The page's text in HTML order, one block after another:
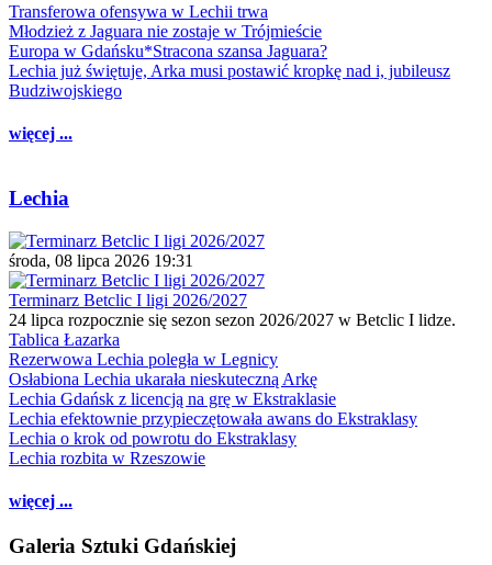
Transferowa ofensywa w Lechii trwa
Młodzież z Jaguara nie zostaje w Trójmieście
Europa w Gdańsku*Stracona szansa Jaguara?
Lechia już świętuje, Arka musi postawić kropkę nad i, jubileusz
Budziwojskiego
więcej ...
Lechia
środa, 08 lipca 2026 19:31
Terminarz Betclic I ligi 2026/2027
24 lipca rozpocznie się sezon sezon 2026/2027 w Betclic I lidze.
Tablica Łazarka
Rezerwowa Lechia poległa w Legnicy
Osłabiona Lechia ukarała nieskuteczną Arkę
Lechia Gdańsk z licencją na grę w Ekstraklasie
Lechia efektownie przypieczętowała awans do Ekstraklasy
Lechia o krok od powrotu do Ekstraklasy
Lechia rozbita w Rzeszowie
więcej ...
Galeria Sztuki Gdańskiej